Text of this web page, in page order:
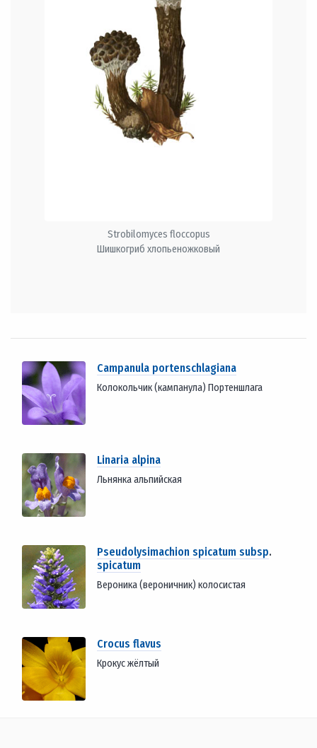
Strobilomyces floccopus
Шишкогриб хлопьеножковый
Campanula portenschlagiana
Колокольчик (кампанула) Портеншлага
Linaria alpina
Льнянка альпийская
Pseudolysimachion spicatum subsp.
spicatum
Вероника (вероничник) колосистая
Crocus flavus
Крокус жёлтый